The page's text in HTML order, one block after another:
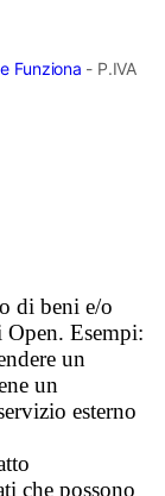
Funziona - P.IVA
di beni e/o
Open. Esempi:
un
un
esterno
che possono